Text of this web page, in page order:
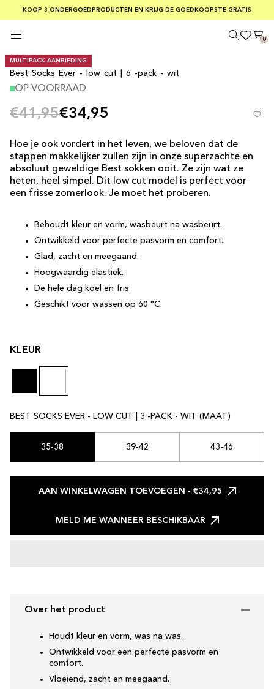
KOOP 3 ONDERGOEDPRODUCTEN EN KRIJG DE GOEDKOOPSTE GRATIS
GRATIS VERZENDING BIJ BESTELLINGEN BOVEN €75
VEILIGE BETALINGEN MET KLARNA
0
MULTIPACK AANBIEDING
Best Socks Ever - low cut | 6 -pack - wit
OP VOORRAAD
€41,95€34,95
Hoe je ook vordert in het leven, we beloven dat de
stappen makkelijker zullen zijn in onze superzachte en
absoluut geweldige Best sokken ooit. Ze zijn wat ze
heten, heel simpel. Dit low cut model is perfect voor
een frisse zomerlook. Je moet het proberen.
Behoudt kleur en vorm, wasbeurt na wasbeurt.
Ontwikkeld voor perfecte pasvorm en comfort.
Glad, zacht en meegaand.
Hoogwaardig elastiek.
De hele dag koel en fris.
Geschikt voor wassen op 60 °C.
KLEUR
BEST SOCKS EVER - LOW CUT | 3 -PACK - WIT (MAAT)
35-38 39-42 43-46
AAN WINKELWAGEN TOEVOEGEN - €34,95
MELD ME WANNEER BESCHIKBAAR
Over het product
Houdt kleur en vorm, was na was.
Ontwikkeld voor een perfecte pasvorm en
comfort.
Vloeiend, zacht en meegaand.